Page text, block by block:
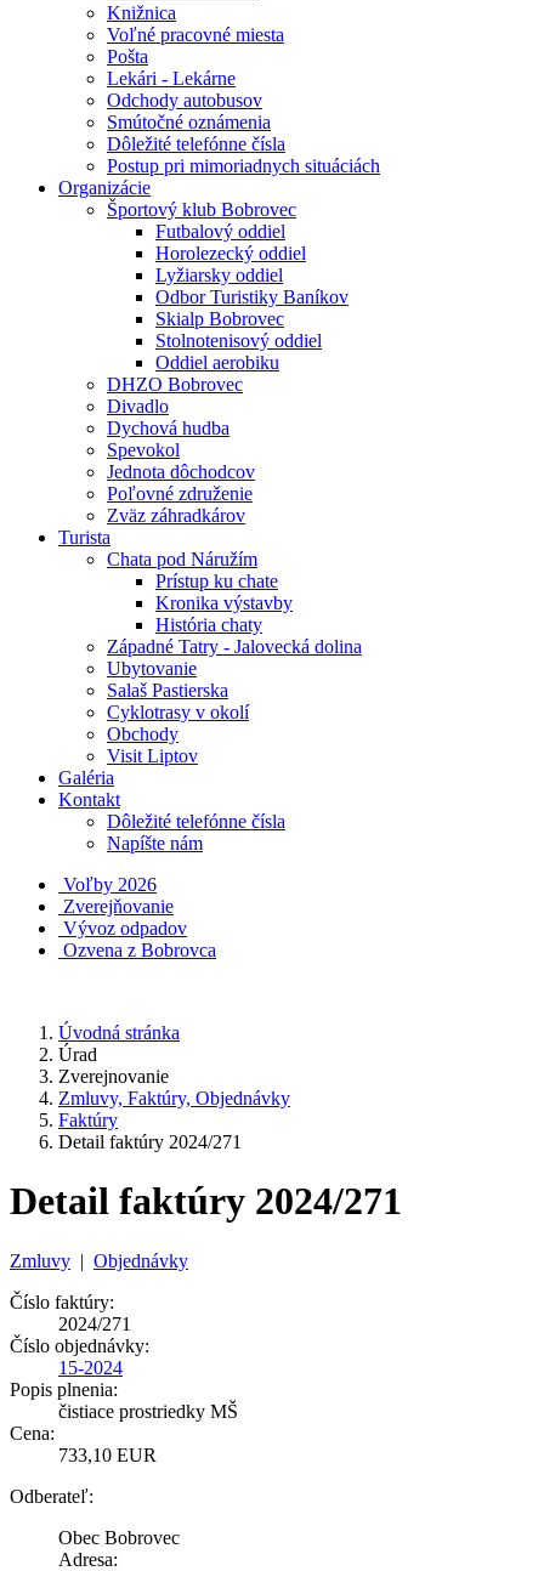
Knižnica
Voľné pracovné miesta
Pošta
Lekári - Lekárne
Odchody autobusov
Smútočné oznámenia
Dôležité telefónne čísla
Postup pri mimoriadnych situáciách
Organizácie
Športový klub Bobrovec
Futbalový oddiel
Horolezecký oddiel
Lyžiarsky oddiel
Odbor Turistiky Baníkov
Skialp Bobrovec
Stolnotenisový oddiel
Oddiel aerobiku
DHZO Bobrovec
Divadlo
Dychová hudba
Spevokol
Jednota dôchodcov
Poľovné združenie
Zväz záhradkárov
Turista
Chata pod Náružím
Prístup ku chate
Kronika výstavby
História chaty
Západné Tatry - Jalovecká dolina
Ubytovanie
Salaš Pastierska
Cyklotrasy v okolí
Obchody
Visit Liptov
Galéria
Kontakt
Dôležité telefónne čísla
Napíšte nám
Voľby 2026
Zverejňovanie
Vývoz odpadov
Ozvena z Bobrovca
Úvodná stránka
Úrad
Zverejnovanie
Zmluvy, Faktúry, Objednávky
Faktúry
Detail faktúry 2024/271
Detail faktúry 2024/271
Zmluvy | Objednávky
Číslo faktúry:
2024/271
Číslo objednávky:
15-2024
Popis plnenia:
čistiace prostriedky MŠ
Cena:
733,10 EUR
Odberateľ:
Obec Bobrovec
Adresa: